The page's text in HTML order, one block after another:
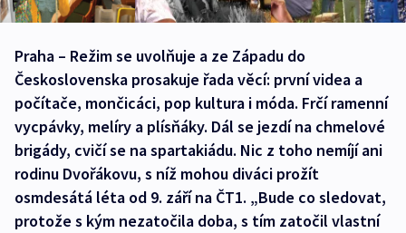
Praha – Režim se uvolňuje a ze Západu do
Československa prosakuje řada věcí: první videa a
počítače, mončicáci, pop kultura i móda. Frčí ramenní
vycpávky, melíry a plísňáky. Dál se jezdí na chmelové
brigády, cvičí se na spartakiádu. Nic z toho nemíjí ani
rodinu Dvořákovu, s níž mohou diváci prožít
osmdesátá léta od 9. září na ČT1. „Bude co sledovat,
protože s kým nezatočila doba, s tím zatočil vlastní